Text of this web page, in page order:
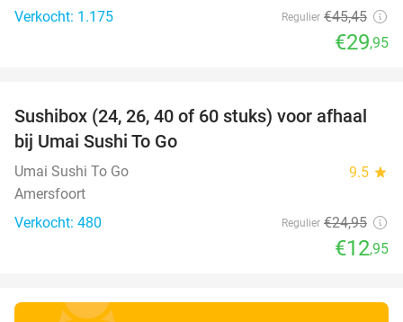
Verkocht: 1.175
Regulier €45,45
€29,95
48%
Sushibox (24, 26, 40 of 60 stuks) voor afhaal
bij Umai Sushi To Go
Umai Sushi To Go 9.5 star
Amersfoort
Verkocht: 480
Regulier €24,95
€12,95